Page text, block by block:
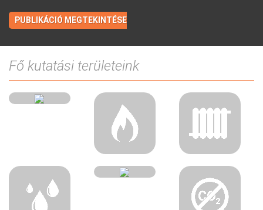
PUBLIKÁCIÓ MEGTEKINTÉSE
Fő kutatási területeink